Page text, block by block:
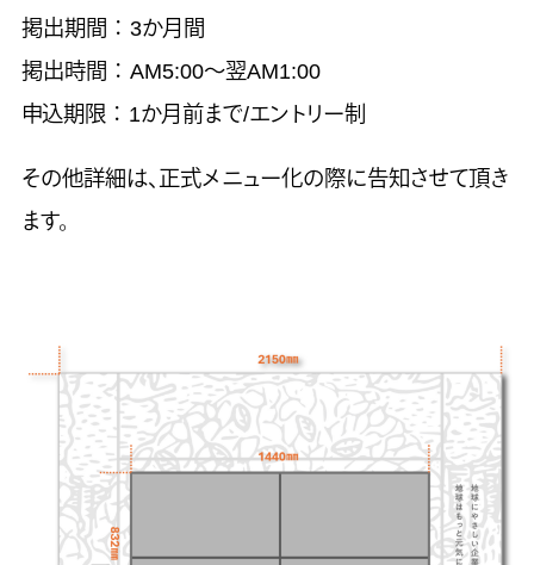
掲出期間 ： 3か月間
掲出時間 ： AM5:00～翌AM1:00
申込期限 ： 1か月前まで/エントリー制
その他詳細は、正式メニュー化の際に告知させて頂き
ます。